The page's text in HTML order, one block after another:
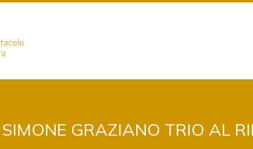
SIMONE GRAZIANO TRIO AL